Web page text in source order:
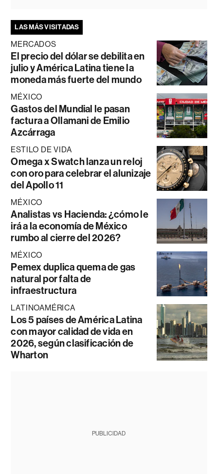
LAS MÁS VISITADAS
MERCADOS
El precio del dólar se debilita en
julio y América Latina tiene la
moneda más fuerte del mundo
MÉXICO
Gastos del Mundial le pasan
factura a Ollamani de Emilio
Azcárraga
ESTILO DE VIDA
Omega x Swatch lanza un reloj
con oro para celebrar el alunizaje
del Apollo 11
MÉXICO
Analistas vs Hacienda: ¿cómo le
irá a la economía de México
rumbo al cierre del 2026?
MÉXICO
Pemex duplica quema de gas
natural por falta de
infraestructura
LATINOAMÉRICA
Los 5 países de América Latina
con mayor calidad de vida en
2026, según clasificación de
Wharton
PUBLICIDAD